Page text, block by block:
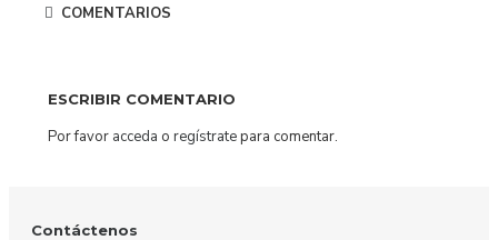
COMENTARIOS
ESCRIBIR COMENTARIO
Por favor acceda o regístratepara comentar.
Contáctenos